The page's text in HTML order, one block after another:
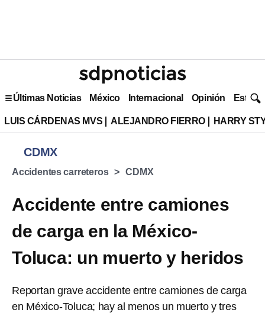
Últimas Noticias México Internacional Opinión Estilo
LUIS CÁRDENAS MVS ALEJANDRO FIERRO HARRY
CDMX
Accidentes carreteros CDMX
Accidente entre camiones
de carga en la México-
Toluca: un muerto y heridos
Reportan grave accidente entre camiones de carga
en México-Toluca; hay al menos un muerto y tres